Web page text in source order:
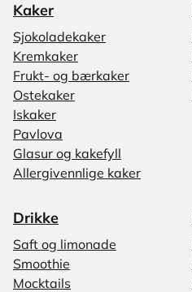
Kaker
Sjokoladekaker
Kremkaker
Frukt- og bærkaker
Ostekaker
Iskaker
Pavlova
Glasur og kakefyll
Allergivennlige kaker
Drikke
Saft og limonade
Smoothie
Mocktails